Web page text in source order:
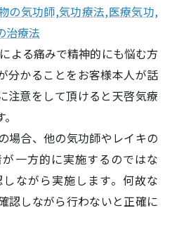
の気功師,気功療法,医療気功,
治療法
よる痛みで精神的にも悩む方
分かることをお客様本人が話
注意をして頂けると天啓気療
場合、他の気功師やレイキの
一方的に実施するのではな
ながら実施します。何故な
認しながら行わないと正確に